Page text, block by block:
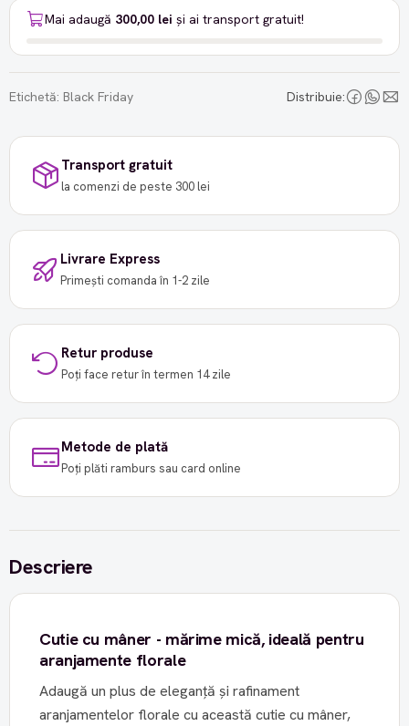
Mai adaugă 300,00 lei și ai transport gratuit!
Etichetă: Black Friday Distribuie:
Transport gratuit
la comenzi de peste 300 lei
Livrare Express
Primești comanda în 1-2 zile
Retur produse
Poți face retur în termen 14 zile
Metode de plată
Poți plăti ramburs sau card online
Descriere
Cutie cu mâner - mărime mică, ideală pentru
aranjamente florale
Adaugă un plus de eleganță și rafinament
aranjamentelor florale cu această cutie cu mâner,